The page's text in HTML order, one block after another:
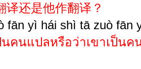
译还是他作翻译？
fān yì hái shì tā zuò fān
คนแปลหรือว่าเขาเป็นค